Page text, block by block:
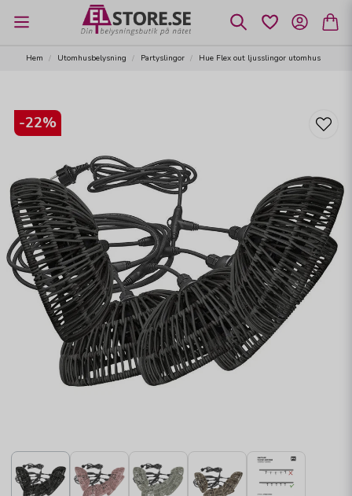
Hem Utomhusbelysning Partyslingor Hue Flex out ljusslingor utomhus
-22%